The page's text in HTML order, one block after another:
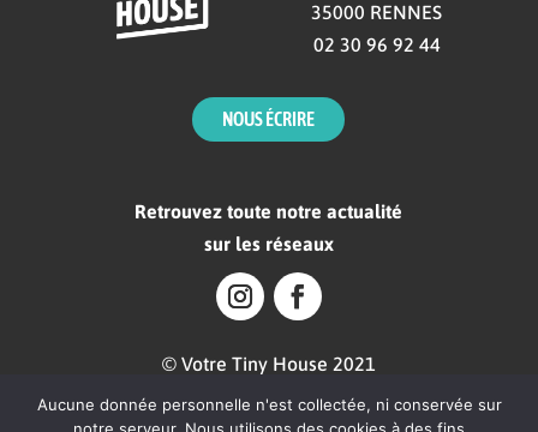
35000 RENNES
02 30 96 92 44
NOUS ÉCRIRE
Retrouvez toute notre actualité
sur les réseaux
© Votre Tiny House 2021
Tous droits réservés.
Aucune donnée personnelle n'est collectée, ni conservée sur